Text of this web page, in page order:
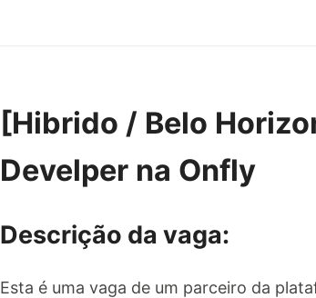
[Hibrido / Belo
Develper na Onfly
Descrição da vaga:
Esta é uma vaga de um parceiro da